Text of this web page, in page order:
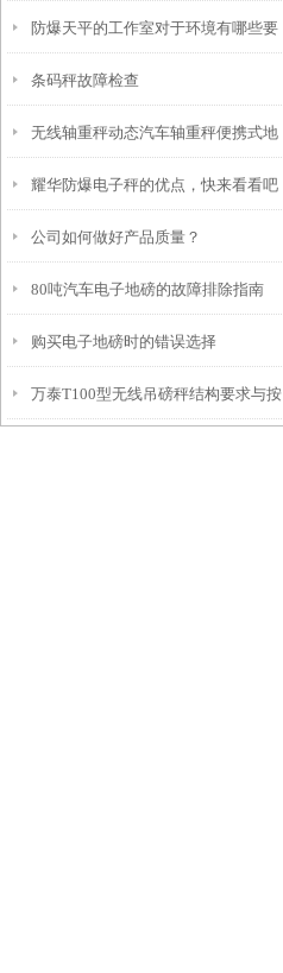
需要注意这几点！
防爆天平的工作室对于环境有哪些要
求呢？
条码秤故障检查
无线轴重秤动态汽车轴重秤便携式地
磅秤公路应用选型
耀华防爆电子秤的优点，快来看看吧
公司如何做好产品质量？
80吨汽车电子地磅的故障排除指南
购买电子地磅时的错误选择
万泰T100型无线吊磅秤结构要求与按